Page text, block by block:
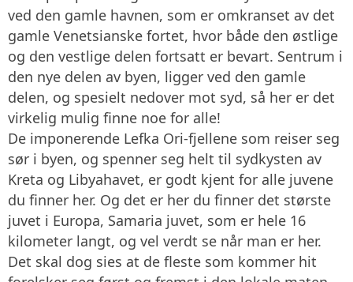
ved den gamle havnen, som er omkranset av det
gamle Venetsianske fortet, hvor både den østlige
og den vestlige delen fortsatt er bevart. Sentrum i
den nye delen av byen, ligger ved den gamle
delen, og spesielt nedover mot syd, så her er det
virkelig mulig finne noe for alle!
De imponerende Lefka Ori-fjellene som reiser seg
sør i byen, og spenner seg helt til sydkysten av
Kreta og Libyahavet, er godt kjent for alle juvene
du finner her. Og det er her du finner det største
juvet i Europa, Samaria juvet, som er hele 16
kilometer langt, og vel verdt se når man er her.
Det skal dog sies at de fleste som kommer hit